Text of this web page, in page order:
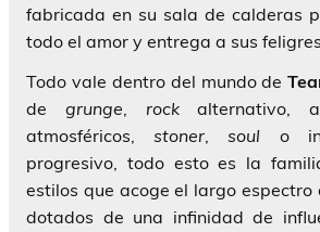
fabricada en su sala de calderas
todo el amor y entrega a sus
Todo vale dentro del mundo de
de grunge, rockalternativo,
atmosféricos,stoner,soul o
progresivo, todo esto es la
estilos que acoge el largo espectro
dotados de una infinidad de